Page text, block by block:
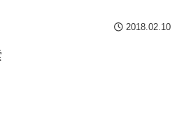
2018.02.10